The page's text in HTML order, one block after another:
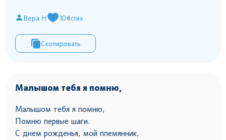
Вера Н 10#стих
Скопировать
Малышом тебя я помню,
Малышом тебя я помню,
Помню первые шаги.
С днем рожденья, мой племянник,